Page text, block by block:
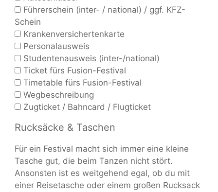
Führerschein (inter- / national) / ggf. KFZ-
Schein
Krankenversichertenkarte
Personalausweis
Studentenausweis (inter-/national)
Ticket fürs Fusion-Festival
Timetable fürs Fusion-Festival
Wegbeschreibung
Zugticket / Bahncard / Flugticket
Rucksäcke & Taschen
Für ein Festival macht sich immer eine kleine
Tasche gut, die beim Tanzen nicht stört.
Ansonsten ist es weitgehend egal, ob du mit
einer Reisetasche oder einem großen Rucksack